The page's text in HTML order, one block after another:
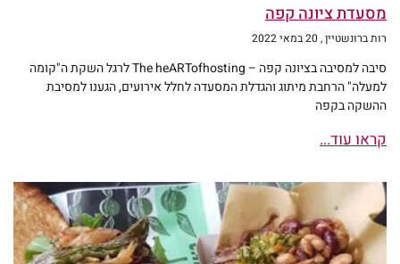
מסעדת ציונה קפה
רות ברונשטיין 20 במאי 2022
סיבה למסיבה בציונה קפה – The heARTofhosting לרגל השקת ה"קומה
למעלה" הרחבת מיתוג והגדלת המסעדה לחלל אירועים, הגענו למסיבת
ההשקה בקפה
קראו עוד...